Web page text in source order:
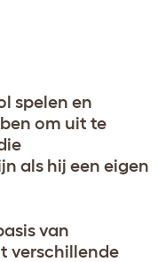
spelen en
om uit te
als hij een eigen
van
verschillende